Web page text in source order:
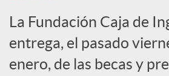
e
s
La Fundación Caja de
entrega, el pasado
enero, de las becas y